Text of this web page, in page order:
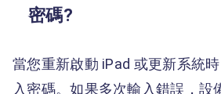
密碼?
當您重新啟動 iPad 或更新系統
入密碼。如果多次輸入錯誤，設